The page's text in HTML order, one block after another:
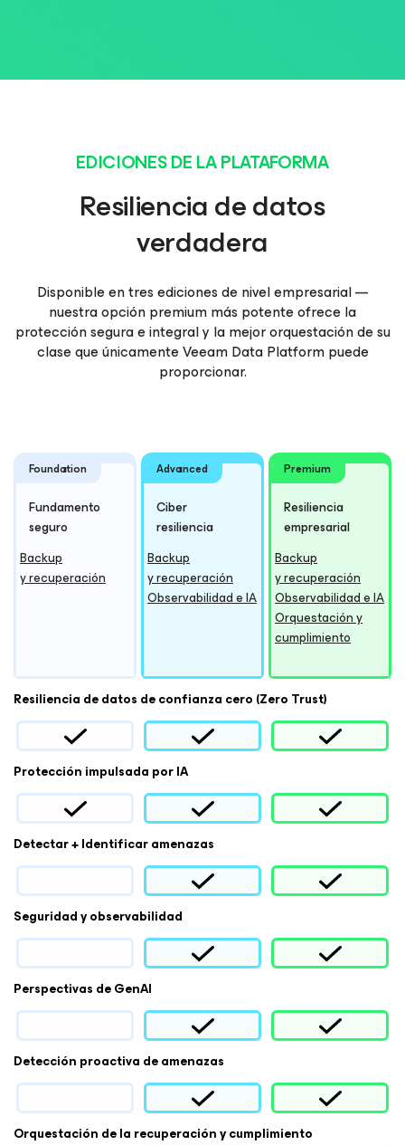
EDICIONES DE LA PLATAFORMA
Resiliencia de datos
verdadera
Disponible en tres ediciones de nivel empresarial —
nuestra opción premium más potente ofrece la
protección segura e integral y la mejor orquestación de su
clase que únicamente Veeam Data Platform puede
proporcionar.
Foundation
Fundamento
seguro
Advanced
Ciber
resiliencia
Premium
Resiliencia
empresarial
Backup
y recuperación
Backup
y recuperación
Observabilidad e IA
Backup
y recuperación
Observabilidad e IA
Orquestación y
cumplimiento
Resiliencia de datos de confianza cero (Zero Trust)
Protección impulsada por IA
Detectar + Identificar amenazas
Seguridad y observabilidad
Perspectivas de GenAI
Detección proactiva de amenazas
Orquestación de la recuperación y cumplimiento